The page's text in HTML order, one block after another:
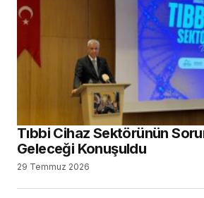
Tıbbi Cihaz Sektörünün
Geleceği Konuşuldu
29 Temmuz 2026